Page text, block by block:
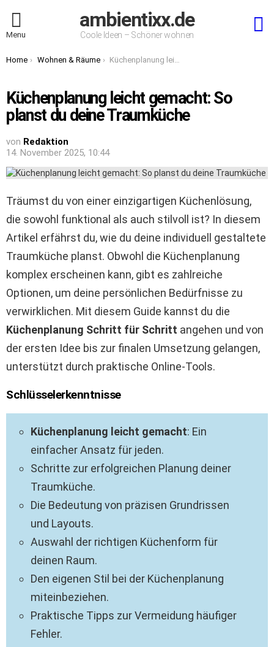
Menu
ambientixx.de
Coole Ideen – Schöner wohnen
You are here:
Home Wohnen & Räume Küchenplanung leicht gemacht: So planst du deine Traumküche
Küchenplanung leicht gemacht: So
planst du deine Traumküche
von Redaktion
14. November 2025, 10:44
Träumst du von einer einzigartigen Küchenlösung,
die sowohl funktional als auch stilvoll ist? In diesem
Artikel erfährst du, wie du deine individuell gestaltete
Traumküche planst. Obwohl die Küchenplanung
komplex erscheinen kann, gibt es zahlreiche
Optionen, um deine persönlichen Bedürfnisse zu
verwirklichen. Mit diesem Guide kannst du die
Küchenplanung Schritt für Schritt angehen und von
der ersten Idee bis zur finalen Umsetzung gelangen,
unterstützt durch praktische Online-Tools.
Schlüsselerkenntnisse
Küchenplanung leicht gemacht: Ein
einfacher Ansatz für jeden.
Schritte zur erfolgreichen Planung deiner
Traumküche.
Die Bedeutung von präzisen Grundrissen
und Layouts.
Auswahl der richtigen Küchenform für
deinen Raum.
Den eigenen Stil bei der Küchenplanung
miteinbeziehen.
Praktische Tipps zur Vermeidung häufiger
Fehler.